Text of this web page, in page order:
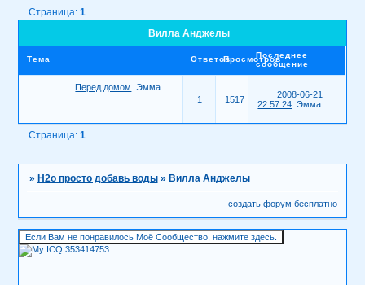
Вилла Анджелы
Страница: 1
Тема ОтветовПросмотровПоследнее
сообщение
Перед домом
Эмма
1
1517
2008-06-21
22:57:24 Эмма
Страница: 1
» H2о просто добавь воды » Вилла Анджелы
создать форум бесплатно